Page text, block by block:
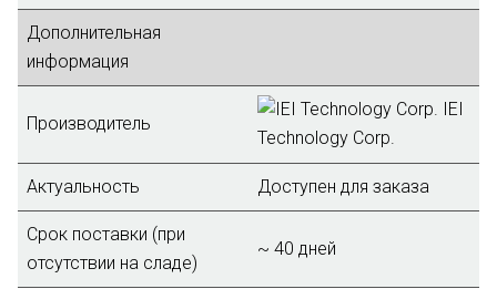
Дополнительная
информация
Производитель
IEI
Technology Corp.
Актуальность Доступен для заказа
Срок поставки (при
отсутствии на сладе)
~ 40 дней